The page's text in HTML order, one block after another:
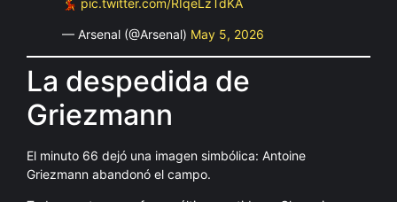
— Arsenal (@Arsenal) May 5, 2026
La despedida de
Griezmann
El minuto 66 dejó una imagen simbólica: Antoine
Griezmann abandonó el campo.